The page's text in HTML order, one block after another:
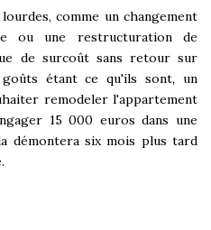
comme un changement
ou une restructuration de
de surcoût sans retour sur
goûts étant ce qu'ils sont, un
remodeler l'appartement
15 000 euros dans une
démontera six mois plus tard